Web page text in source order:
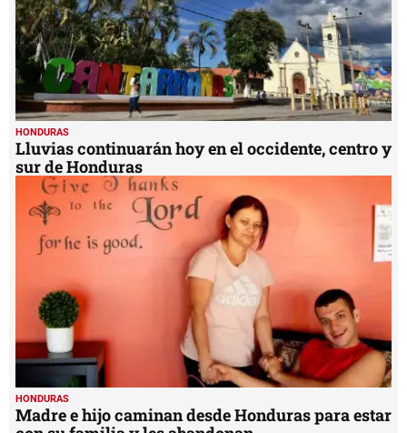
HONDURAS
Lluvias continuarán hoy en el occidente, centro y
sur de Honduras
HONDURAS
Madre e hijo caminan desde Honduras para estar